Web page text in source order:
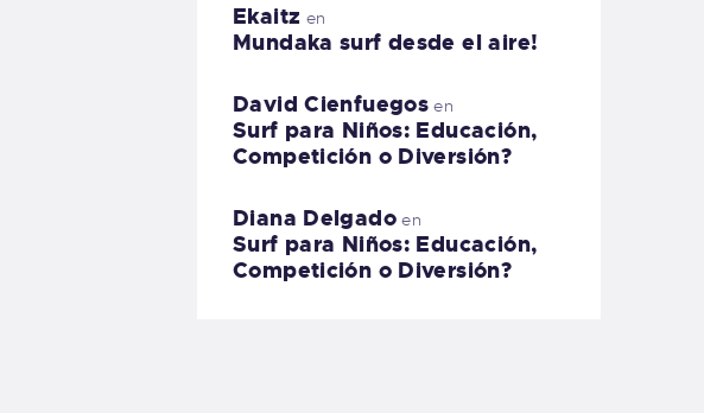
Ekaitz en
Mundaka surf desde el aire!
David Cienfuegos en
Surf para Niños: Educación,
Competición o Diversión?
Diana Delgadoen
Surf para Niños: Educación,
Competición o Diversión?